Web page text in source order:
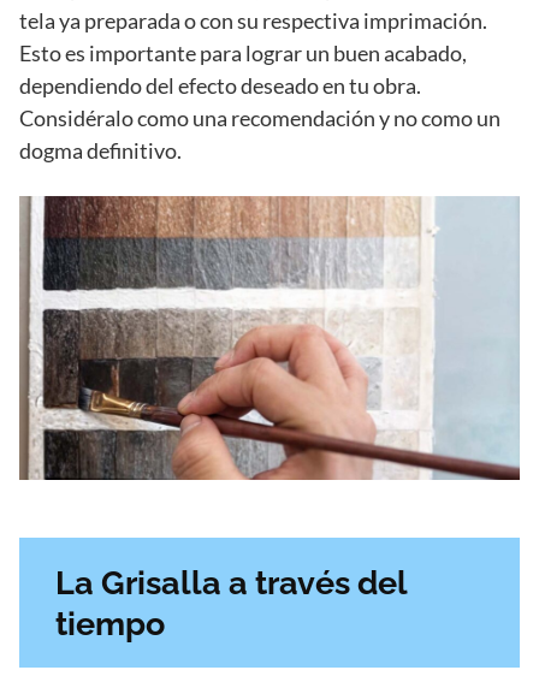
tela ya preparada o con su respectiva imprimación.
Esto es importante para lograr un buen acabado,
dependiendo del efecto deseado en tu obra.
Considéralo como una recomendación y no como un
dogma definitivo.
La Grisalla a través del
tiempo